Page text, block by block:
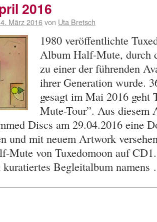
2016
März 2016von Uta Bretsch
1980 veröffentlichte
Album Half-Mute, durch
zu einer der führenden
ihrer Generation wurde.
gesagt im Mai 2016 geht
Mute-Tour”. Aus diesem
Discs am 29.04.2016 eine
und mit neuem Artwork
Mute von Tuxedomoon auf
kuratiertes Begleitalbum